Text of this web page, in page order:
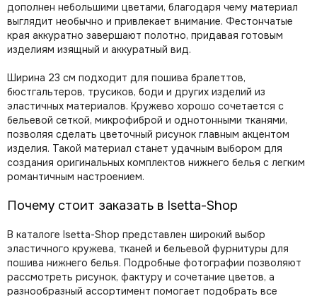
дополнен небольшими цветами, благодаря чему материал
выглядит необычно и привлекает внимание. Фестончатые
края аккуратно завершают полотно, придавая готовым
изделиям изящный и аккуратный вид.
Ширина 23 см подходит для пошива бралеттов,
бюстгальтеров, трусиков, боди и других изделий из
эластичных материалов. Кружево хорошо сочетается с
бельевой сеткой, микрофиброй и однотонными тканями,
позволяя сделать цветочный рисунок главным акцентом
изделия. Такой материал станет удачным выбором для
создания оригинальных комплектов нижнего белья с легким
романтичным настроением.
Почему стоит заказать в Isetta-Shop
В каталоге Isetta-Shop представлен широкий выбор
эластичного кружева, тканей и бельевой фурнитуры для
пошива нижнего белья. Подробные фотографии позволяют
рассмотреть рисунок, фактуру и сочетание цветов, а
разнообразный ассортимент помогает подобрать все